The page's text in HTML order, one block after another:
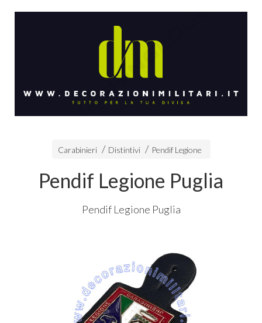
Carabinieri Distintivi Pendif Legione
Pendif Legione Puglia
Pendif Legione Puglia